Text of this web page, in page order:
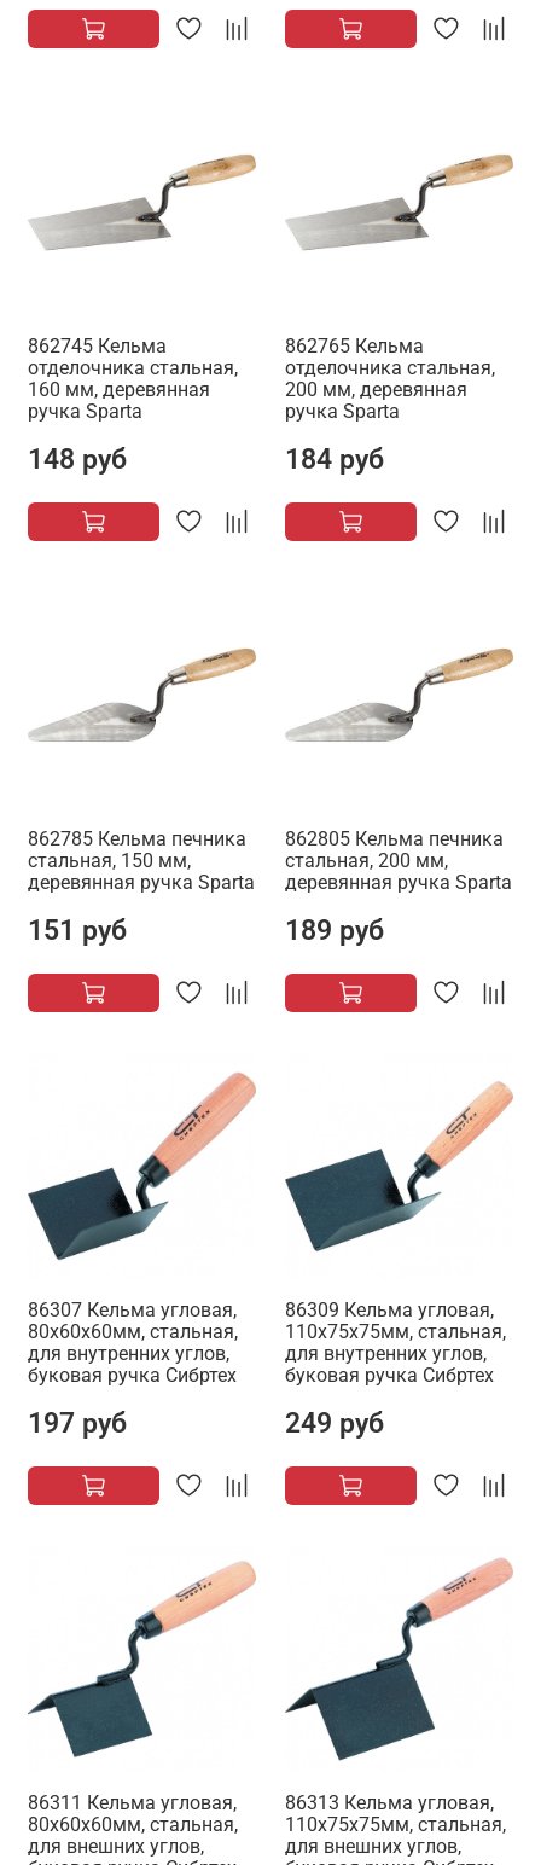
862745 Кельма
отделочника стальная,
160 мм, деревянная
ручка Sparta
148 руб
862765 Кельма
отделочника стальная,
200 мм, деревянная
ручка Sparta
184 руб
862785 Кельма печника
стальная, 150 мм,
деревянная ручка Sparta
151 руб
862805 Кельма печника
стальная, 200 мм,
деревянная ручка Sparta
189 руб
86307 Кельма угловая,
80х60х60мм, стальная,
для внутренних углов,
буковая ручка Сибртех
197 руб
86309 Кельма угловая,
110х75х75мм, стальная,
для внутренних углов,
буковая ручка Сибртех
249 руб
86311 Кельма угловая,
80х60х60мм, стальная,
для внешних углов,
86313 Кельма угловая,
110х75х75мм, стальная,
для внешних углов,